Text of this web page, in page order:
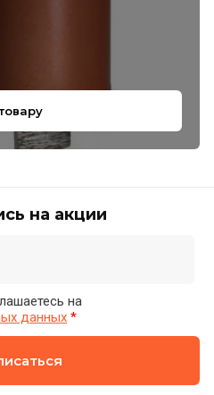
на акции
на
данных *